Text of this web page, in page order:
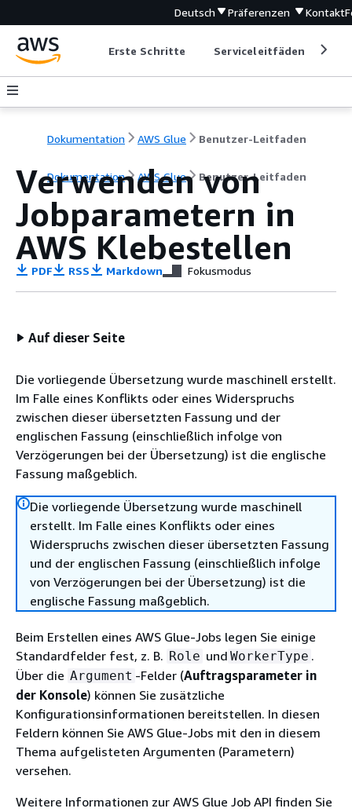
Deutsch Präferenzen Kontakt
Erste Schritte Serviceleitfäden
Dokumentation AWS Glue Benutzer-Leitfaden
Dokumentation AWS Glue Benutzer-Leitfaden
Verwenden von
Jobparametern in
AWS Klebestellen
PDF RSS Markdown Fokusmodus
Auf dieser Seite
Die vorliegende Übersetzung wurde maschinell erstellt.
Im Falle eines Konflikts oder eines Widerspruchs
zwischen dieser übersetzten Fassung und der
englischen Fassung (einschließlich infolge von
Verzögerungen bei der Übersetzung) ist die englische
Fassung maßgeblich.
Die vorliegende Übersetzung wurde maschinell
erstellt. Im Falle eines Konflikts oder eines
Widerspruchs zwischen dieser übersetzten Fassung
und der englischen Fassung (einschließlich infolge
von Verzögerungen bei der Übersetzung) ist die
englische Fassung maßgeblich.
Beim Erstellen eines AWS Glue-Jobs legen Sie einige
Standardfelder fest, z. B. Role und WorkerType .
Über die Argument -Felder (Auftragsparameter in
der Konsole) können Sie zusätzliche
Konfigurationsinformationen bereitstellen. In diesen
Feldern können Sie AWS Glue-Jobs mit den in diesem
Thema aufgelisteten Argumenten (Parametern)
versehen.
Weitere Informationen zur AWS Glue Job API finden Sie